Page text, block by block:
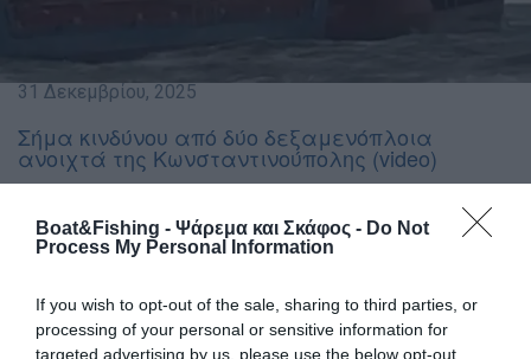
Boat&Fishing - Ψάρεμα και Σκάφος - Do Not
Process My Personal Information
If you wish to opt-out of the sale, sharing to third parties, or
processing of your personal or sensitive information for
targeted advertising by us, please use the below opt-out
31 Δεκεμβρίου, 2025
Σήμα κινδύνου από δύο δεξαμενόπλοια
ανοιχτά της Κωνσταντινούπολης (video)
τέθηκαν το μεσημέρι οι λιμενικές αρχές της
Κωνσταντινούπολης, όταν δύο δεξαμενόπλοια
με σημαίες Αζερμπαϊτζάν και Τουρκίας
εξέπεμψαν σήμα κινδύνου ανοιχτά της